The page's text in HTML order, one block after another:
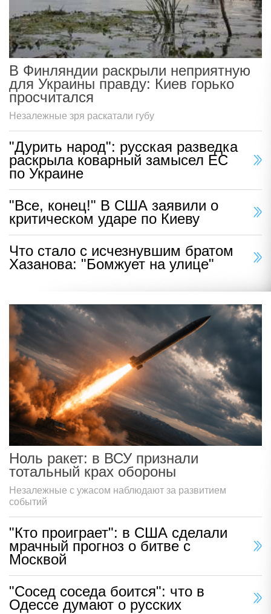
В Финляндии раскрыли неприятную
для Украины правду: Киев горько
просчитался
Незалежные зря раскатали губу
"Дурить народ": русская разведка
раскрыла коварный замысел ЕС
по Украине
"Все, конец!" В США заявили о
критическом ударе по Киеву
Что стало с исчезнувшим братом
Хазанова: "Бомжует на улице"
Ноль ракет: в ВСУ признали
тотальный крах обороны
Незалежные с ужасом наблюдают за развитием
событий
"Кто проиграет": в США сделали
мрачный прогноз о битве с
Москвой
"Сосед соседа боится": что в
Одессе думают о русских